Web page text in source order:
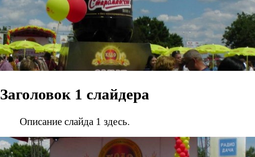
Заголовок 1 слайдера
Описание слайда 1 здесь.